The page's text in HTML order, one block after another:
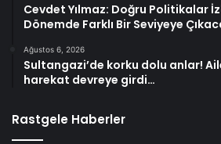
Cevdet Yılmaz: Doğru Politikalar
Dönemde Farklı Bir Seviyeye
Ağustos 6, 2026
Sultangazi’de korku dolu anlar!
harekat devreye girdi…
Rastgele Haberler